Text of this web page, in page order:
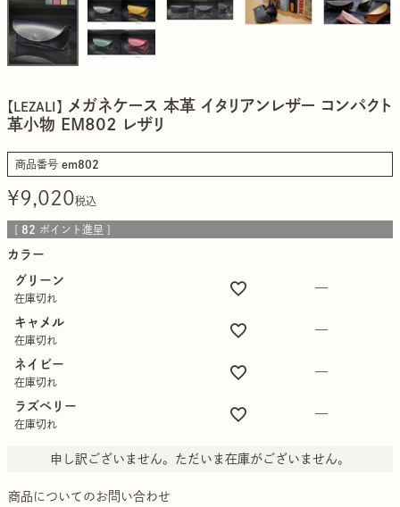
【LEZALI】
メガネケース 本革 イタリアンレザー コンパクト
革小物 EM802 レザリ
商品番号 em802
¥9,020税込
[ 82 ポイント進呈 ]
カラー
グリーン
在庫切れ
—
キャメル
在庫切れ
—
ネイビー
在庫切れ
—
ラズベリー
在庫切れ
—
申し訳ございません。ただいま在庫がございません。
商品についてのお問い合わせ